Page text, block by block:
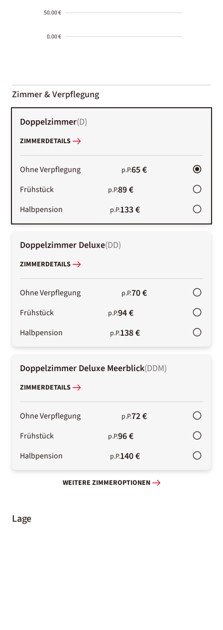
50.00 €
0.00 €
01-02
Zimmer & Verpflegung
Doppelzimmer(D)
ZIMMERDETAILS
Ohne Verpflegung p.P.65 €
Frühstück p.P.89 €
Halbpension p.P.133 €
Doppelzimmer Deluxe(DD)
ZIMMERDETAILS
Ohne Verpflegung p.P.70 €
Frühstück p.P.94 €
Halbpension p.P.138 €
Doppelzimmer Deluxe Meerblick(DDM)
ZIMMERDETAILS
Ohne Verpflegung p.P.72 €
Frühstück p.P.96 €
Halbpension p.P.140 €
WEITERE ZIMMEROPTIONEN
Lage